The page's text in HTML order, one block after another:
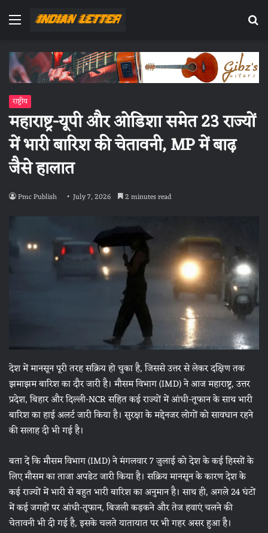
Menu
राष्ट्रीय
महाराष्ट्र-यूपी और ओडिशा समेत 23 राज्यों
में भारी बारिश की चेतावनी, MP में बाढ़
जैसे हालात
Pmc Publish July 7, 2026 2 minutes read
देश में मानसून पूरी तरह सक्रिय हो चुका है, जिससे उत्तर से लेकर दक्षिण तक
झमाझम बारिश का दौर जारी है। मौसम विभाग (IMD) ने आज महाराष्ट्र, उत्तर
प्रदेश, बिहार और दिल्ली-NCR सहित कई राज्यों में आंधी-तूफान के साथ भारी
बारिश का हाई अलर्ट जारी किया है। सुरक्षा के मद्देनजर लोगों को सावधान रहने
की सलाह दी भी गई है।
बता दें कि मौसम विभाग (IMD) ने मंगलवार 7 जुलाई को देश के कई हिस्सों के
लिए मौसम का ताजा अपडेट जारी किया है। सक्रिय मानसून के कारण देश के
कई राज्यों में भारी से बहुत भारी बारिश का अनुमान है। साथ ही, अगले 24 घंटों
में कई जगहों पर आंधी-तूफान, बिजली कड़कने और तेज हवाएं चलने की
चेतावनी भी दी गई है, इसके चलते यातायात पर भी गहर असर हुआ है।